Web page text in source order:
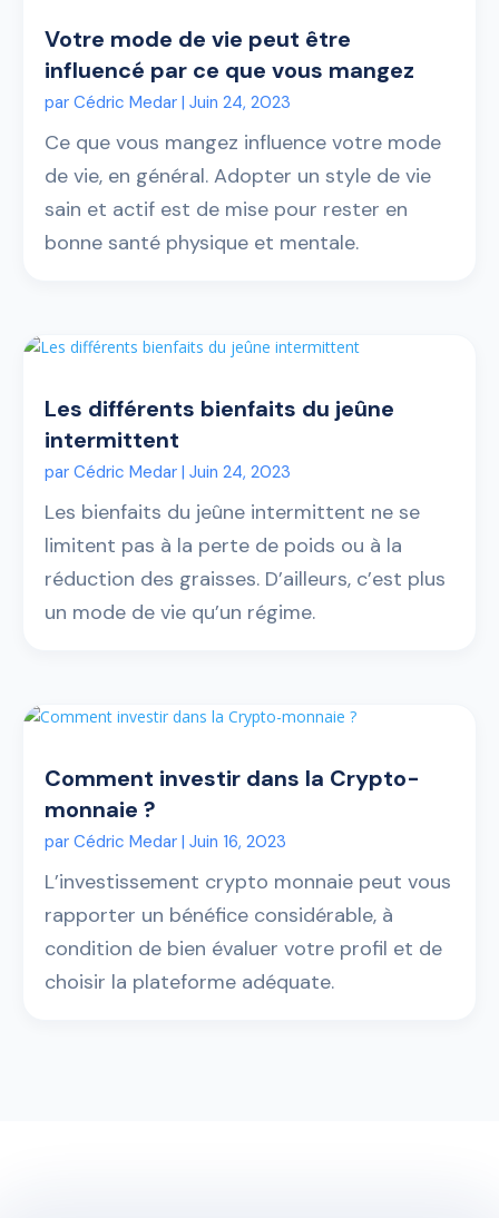
Votre mode de vie peut être
influencé par ce que vous mangez
par Cédric Medar | Juin 24, 2023
Ce que vous mangez influence votre mode
de vie, en général. Adopter un style de vie
sain et actif est de mise pour rester en
bonne santé physique et mentale.
Les différents bienfaits du jeûne
intermittent
par Cédric Medar | Juin 24, 2023
Les bienfaits du jeûne intermittent ne se
limitent pas à la perte de poids ou à la
réduction des graisses. D’ailleurs, c’est plus
un mode de vie qu’un régime.
Comment investir dans la Crypto-
monnaie ?
par Cédric Medar | Juin 16, 2023
L’investissement crypto monnaie peut vous
rapporter un bénéfice considérable, à
condition de bien évaluer votre profil et de
choisir la plateforme adéquate.